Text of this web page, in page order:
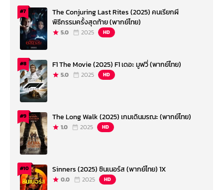
#7
The Conjuring Last Rites (2025) คนเรียกผี
พิธีกรรมครั้งสุดท้าย (พากย์ไทย)
5.0 2025 HD
#8 F1 The Movie (2025) F1 เดอะ มูฟวี่ (พากย์ไทย)
5.0 2025 HD
#9 The Long Walk (2025) เกมเดินมรณะ (พากย์ไทย)
1.0 2025 HD
#10 Sinners (2025) ซินเนอร์ส (พากย์ไทย) 1X
0.0 2025 HD